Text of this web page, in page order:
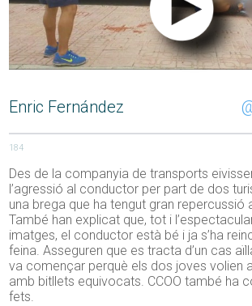
Enric Fernández
184
Des de la companyia de transports
l’agressió al conductor per part de dos
una brega que ha tengut gran repercussió
També han explicat que, tot i
imatges, el conductor està bé i ja s’ha
feina. Asseguren que es tracta d’un cas
va començar perquè els dos joves volien
amb bitllets equivocats. CCOO també ha
fets.